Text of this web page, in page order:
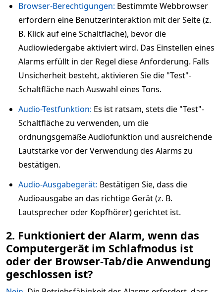
Browser-Berechtigungen: Bestimmte Webbrowser
erfordern eine Benutzerinteraktion mit der Seite (z.
B. Klick auf eine Schaltfläche), bevor die
Audiowiedergabe aktiviert wird. Das Einstellen eines
Alarms erfüllt in der Regel diese Anforderung. Falls
Unsicherheit besteht, aktivieren Sie die "Test"-
Schaltfläche nach Auswahl eines Tons.
Audio-Testfunktion: Es ist ratsam, stets die "Test"-
Schaltfläche zu verwenden, um die
ordnungsgemäße Audiofunktion und ausreichende
Lautstärke vor der Verwendung des Alarms zu
bestätigen.
Audio-Ausgabegerät: Bestätigen Sie, dass die
Audioausgabe an das richtige Gerät (z. B.
Lautsprecher oder Kopfhörer) gerichtet ist.
2. Funktioniert der Alarm, wenn das
Computergerät im Schlafmodus ist
oder der Browser-Tab/die Anwendung
geschlossen ist?